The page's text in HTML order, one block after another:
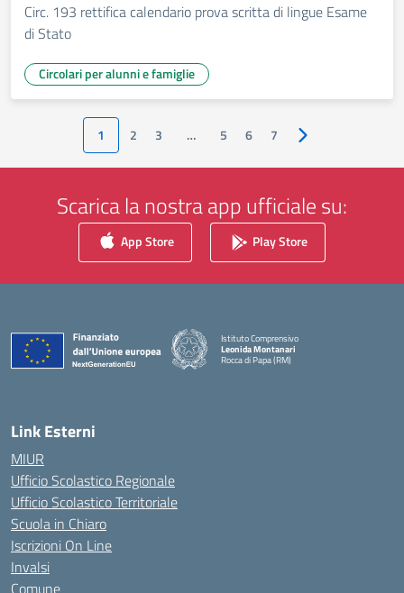
Circ. 193 rettifica calendario prova scritta di lingue Esame
di Stato
Circolari per alunni e famiglie
1 2 3 … 5 6 7 Pagina successiva
Scarica la nostra app ufficiale su:
App Store Play Store
Istituto Comprensivo
Leonida Montanari
Rocca di Papa (RM)
— Visita la pagina iniziale della scuola
Link Esterni
MIUR
Ufficio Scolastico Regionale
Ufficio Scolastico Territoriale
Scuola in Chiaro
Iscrizioni On Line
Invalsi
Comune